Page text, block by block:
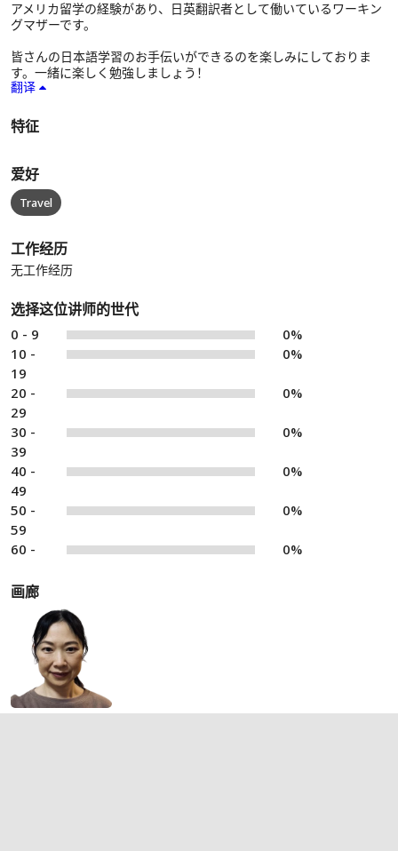
アメリカ留学の経験があり、日英翻訳者として働いているワーキン
グマザーです。
皆さんの日本語学習のお手伝いができるのを楽しみにしておりま
す。一緒に楽しく勉強しましょう！
翻译
特征
爱好
Travel
工作经历
无工作经历
选择这位讲师的世代
0 - 9
0%
10 -
19
0%
20 -
29
0%
30 -
39
0%
40 -
49
0%
50 -
59
0%
60 - 0%
画廊